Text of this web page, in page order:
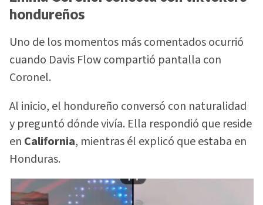
hondureños
Uno de los momentos más comentados ocurrió
cuando Davis Flow compartió pantalla con
Coronel.
Al inicio, el hondureño conversó con naturalidad
y preguntó dónde vivía. Ella respondió que reside
en California, mientras él explicó que estaba en
Honduras.